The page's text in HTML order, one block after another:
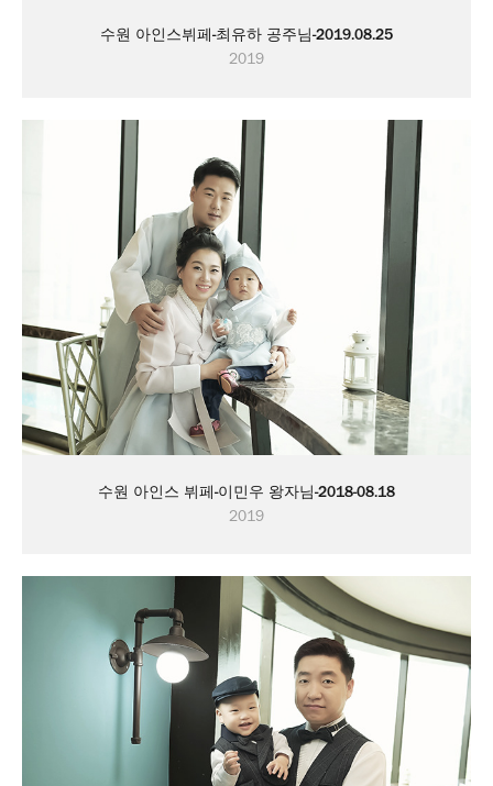
수원 아인스뷔페-최유하 공주님-2019.08.25
2019
수원 아인스 뷔페-이민우 왕자님-2018-08.18
2019